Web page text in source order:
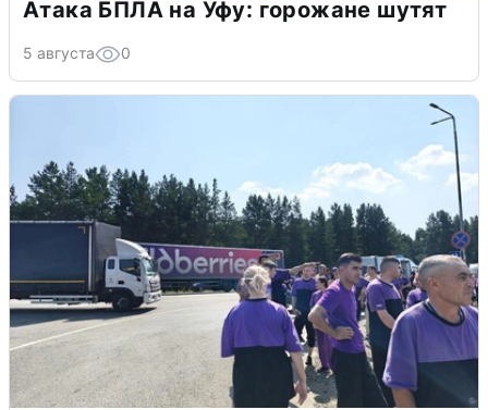
Атака БПЛА на Уфу: горожане шутят
5 августа 0